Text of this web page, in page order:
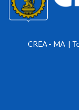
CREA - MA |